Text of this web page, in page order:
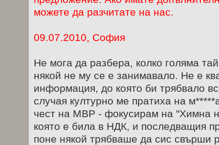
можете да разчитате на нас.
09.07.2010, София
Не мога да разбера, колко голяма
някой не му се е занимавало. Не е
информация, до която би трябвало
случая културно ме пратиха на
чест на МВР - фокусирам на "Химна
която е била в НДК, и последващия
поне някой трябваше да сис свърши